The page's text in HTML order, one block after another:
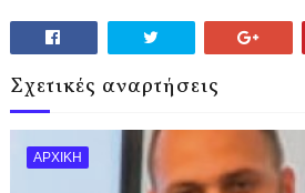
Σχετικές αναρτήσεις
ΑΡΧΙΚΗ